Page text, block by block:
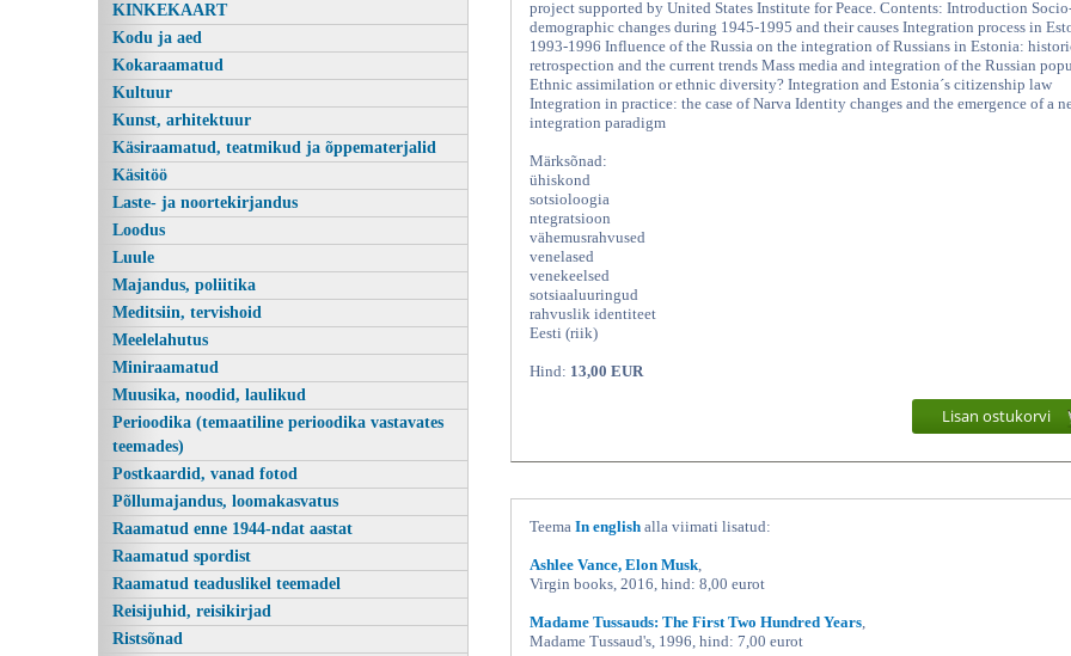
The integration of non-Estonians
KINKEKAART
Kodu ja aed
Kokaraamatud
Kultuur
Kunst, arhitektuur
Käsiraamatud, teatmikud ja õppematerjalid
Käsitöö
Laste- ja noortekirjandus
Loodus
Luule
Majandus, poliitika
Meditsiin, tervishoid
Meelelahutus
Miniraamatud
Muusika, noodid, laulikud
Perioodika (temaatiline perioodika vastavates
teemades)
Postkaardid, vanad fotod
Põllumajandus, loomakasvatus
Raamatud enne 1944-ndat aastat
Raamatud spordist
Raamatud teaduslikel teemadel
Reisijuhid, reisikirjad
Ristsõnad
project supported by United States Institute for Peace. Contents: Introduction
demographic changes during 1945-1995 and their causes Integration process in
1993-1996 Influence of the Russia on the integration of Russians in Estonia:
retrospection and the current trends Mass media and integration of the Russian
Ethnic assimilation or ethnic diversity? Integration and Estonia´s citizenship law
Integration in practice: the case of Narva Identity changes and the emergence of a
integration paradigm
Märksõnad:
ühiskond
sotsioloogia
ntegratsioon
vähemusrahvused
venelased
venekeelsed
sotsiaaluuringud
rahvuslik identiteet
Eesti (riik)
Hind: 13,00 EUR
Lisan ostukorvi
Teema In english alla viimati lisatud:
Ashlee Vance, Elon Musk
Virgin books, 2016, hind: 8,00 eurot
Madame Tussauds: The First Two Hundred Years
Madame Tussaud's, 1996, hind: 7,00 eurot